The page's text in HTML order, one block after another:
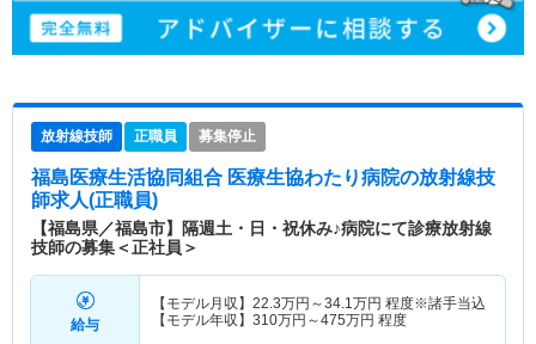
放射線技師 正職員 募集停止
福島医療生活協同組合 医療生協わたり病院の放射線技
師求人(正職員)
【福島県／福島市】隔週土・日・祝休み♪病院にて診療放射線
技師の募集＜正社員＞
給与
【モデル月収】 22.3万円～34.1万円 程度※諸手当込
【モデル年収】 310万円～475万円 程度